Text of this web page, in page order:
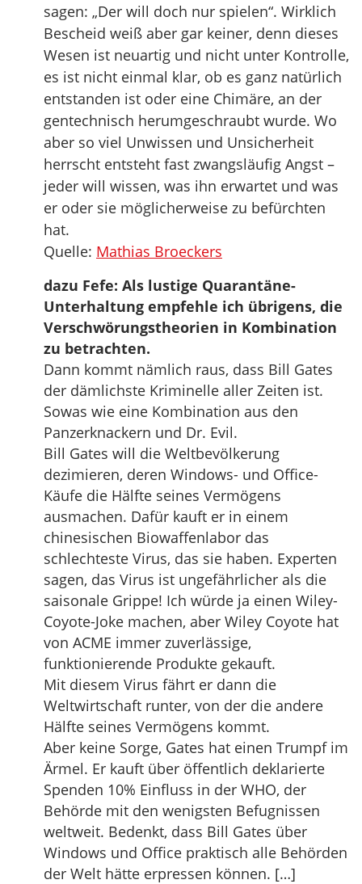
sagen: „Der will doch nur spielen“. Wirklich
Bescheid weiß aber gar keiner, denn dieses
Wesen ist neuartig und nicht unter Kontrolle,
es ist nicht einmal klar, ob es ganz natürlich
entstanden ist oder eine Chimäre, an der
gentechnisch herumgeschraubt wurde. Wo
aber so viel Unwissen und Unsicherheit
herrscht entsteht fast zwangsläufig Angst –
jeder will wissen, was ihn erwartet und was
er oder sie möglicherweise zu befürchten
hat.
Quelle: Mathias Broeckers
dazu Fefe: Als lustige Quarantäne-
Unterhaltung empfehle ich übrigens, die
Verschwörungstheorien in Kombination
zu betrachten.
Dann kommt nämlich raus, dass Bill Gates
der dämlichste Kriminelle aller Zeiten ist.
Sowas wie eine Kombination aus den
Panzerknackern und Dr. Evil.
Bill Gates will die Weltbevölkerung
dezimieren, deren Windows- und Office-
Käufe die Hälfte seines Vermögens
ausmachen. Dafür kauft er in einem
chinesischen Biowaffenlabor das
schlechteste Virus, das sie haben. Experten
sagen, das Virus ist ungefährlicher als die
saisonale Grippe! Ich würde ja einen Wiley-
Coyote-Joke machen, aber Wiley Coyote hat
von ACME immer zuverlässige,
funktionierende Produkte gekauft.
Mit diesem Virus fährt er dann die
Weltwirtschaft runter, von der die andere
Hälfte seines Vermögens kommt.
Aber keine Sorge, Gates hat einen Trumpf im
Ärmel. Er kauft über öffentlich deklarierte
Spenden 10% Einfluss in der WHO, der
Behörde mit den wenigsten Befugnissen
weltweit. Bedenkt, dass Bill Gates über
Windows und Office praktisch alle Behörden
der Welt hätte erpressen können. […]